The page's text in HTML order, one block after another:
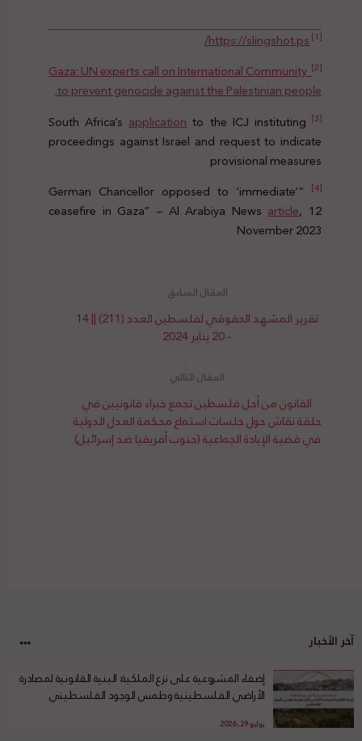
[1]
https://slingshot.ps/
[2]
Gaza: UN experts call on International Community
to prevent genocide against the Palestinian people.
[3]
South Africa’s
application to the ICJ instituting
proceedings against Israel and request to indicate
provisional measures
[4]
“German Chancellor opposed to ‘immediate’
ceasefire in Gaza” – Al Arabiya Newsarticle, 12
November 2023
تقرير المشهد الحقوقي لفلسطين العدد (211) || 14
- 20 يناير 2024
القانون من أجل فلسطين تجمع خبراء قانونيين في
حلقة نقاش حول جلسات استماع محكمة العدل الدولية
في قضية الإبادة الجماعية (جنوب أفريقيا ضد إسرائيل)
آخر الأخبار
إضفاء المشروعية على نزع الملكية: البنية القانونية لمصادرة
الأراضي الفلسطينية وطمس الوجود الفلسطيني
يوليو 29, 2026